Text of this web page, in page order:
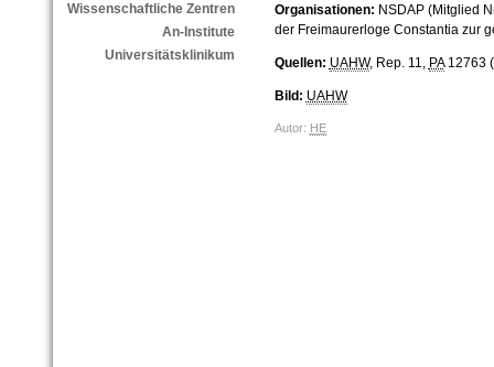
Wissenschaftliche Zentren
An-Institute
Universitätsklinikum
Organisationen: NSDAP (Mitglied
der Freimaurerloge Constantia zur
Quellen: UAHW, Rep. 11, PA12763
Bild: UAHW
Autor: HE